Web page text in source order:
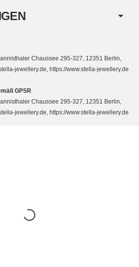
Chaussee 295-327, 12351 Berlin,
jewellery.de, https://www.stella-jewellery.de
GPSR
Chaussee 295-327, 12351 Berlin,
jewellery.de, https://www.stella-jewellery.de